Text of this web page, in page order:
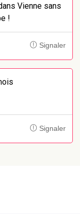
Vienne sans
!
Signaler
Signaler